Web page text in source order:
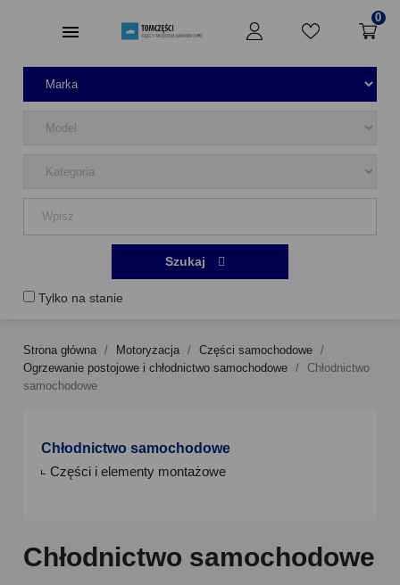
0
Tylko na stanie
Szukaj
Strona główna Motoryzacja
Części samochodowe
Ogrzewanie postojowe i chłodnictwo samochodowe
Chłodnictwo
samochodowe
Chłodnictwo samochodowe
Części i elementy montażowe
Chłodnictwo samochodowe